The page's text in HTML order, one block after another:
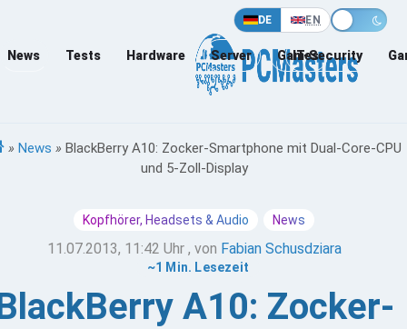
DE EN
News Tests Hardware Server Games
IT-Security
» News » BlackBerry A10: Zocker-Smartphone mit Dual-Core-CPU
und 5-Zoll-Display
Kopfhörer, Headsets & Audio News
11.07.2013, 11:42 Uhr , von Fabian Schusdziara
~1 Min. Lesezeit
A10: Zocker-